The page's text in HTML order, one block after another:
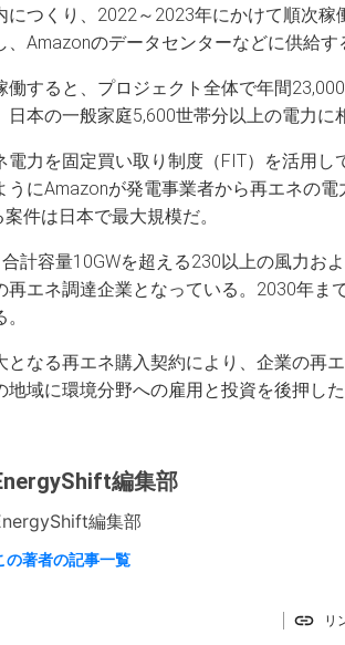
につくり、2022～2023年にかけて順次
Amazonのデータセンターなどに供給す
働すると、プロジェクト全体で年間
日本の一般家庭5,600世帯分以上の電力に
電力を固定買い取り制度（FIT）を活用
うにAmazonが発電事業者から再エネの
件は日本で最大規模だ。
計容量10GWを超える230以上の風力お
再エネ調達企業となっている。2030年ま
となる再エネ購入契約により、企業の再
地域に環境分野への雇用と投資を後押した
編集部
編集部
の著者の記事一覧
リ